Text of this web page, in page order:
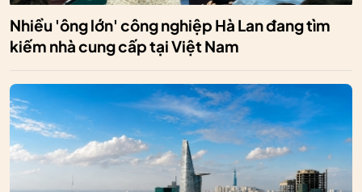
Nhiều 'ông lớn' công nghiệp Hà Lan đang tìm
kiếm nhà cung cấp tại Việt Nam